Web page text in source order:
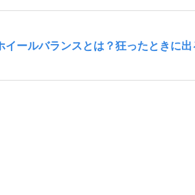
イールバランスとは？狂ったときに